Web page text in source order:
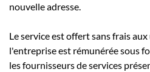
nouvelle adresse.
Le service est offert sans frais
l'entreprise est rémunérée sous
les fournisseurs de services